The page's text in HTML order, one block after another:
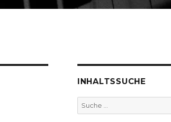
INHALTSSUCHE
Suche
nach: